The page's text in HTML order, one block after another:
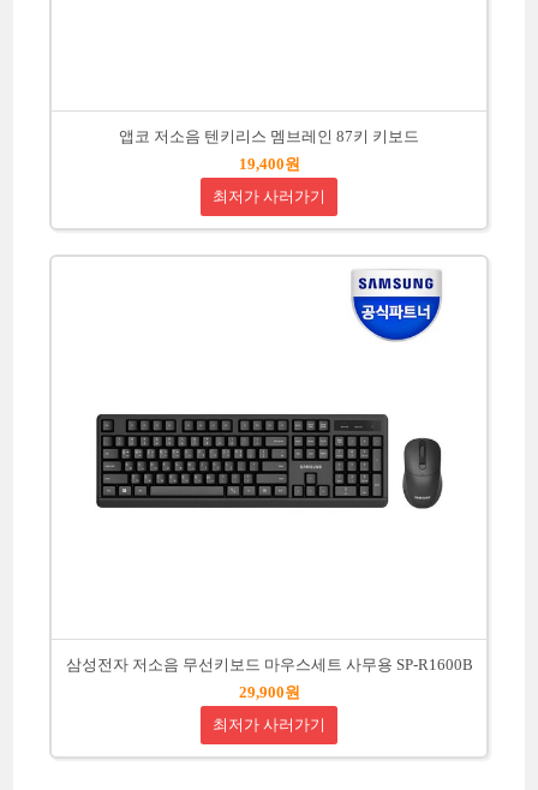
앱코 저소음 텐키리스 멤브레인 87키 키보드
19,400원
최저가 사러가기
삼성전자 저소음 무선키보드 마우스세트 사무용 SP-R1600B
29,900원
최저가 사러가기